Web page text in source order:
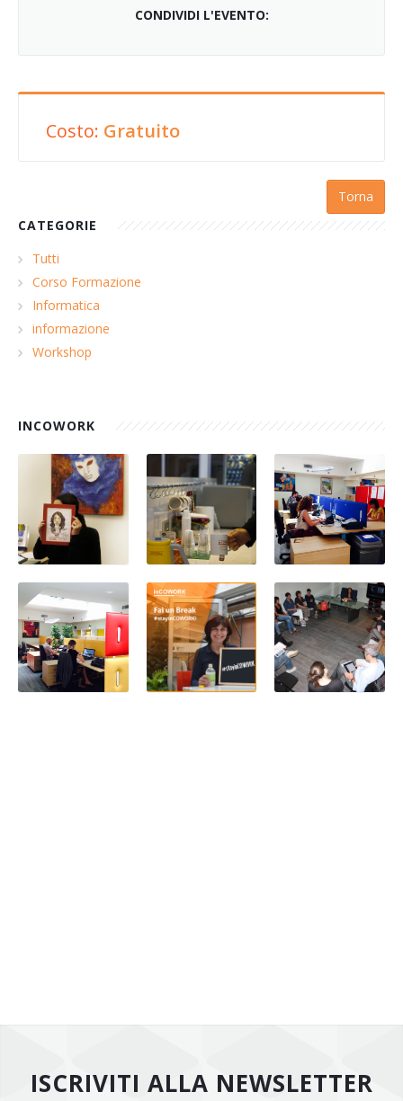
CONDIVIDI L'EVENTO:
Costo: Gratuito
Torna
CATEGORIE
Tutti
Corso Formazione
Informatica
informazione
Workshop
INCOWORK
ISCRIVITI ALLA NEWSLETTER